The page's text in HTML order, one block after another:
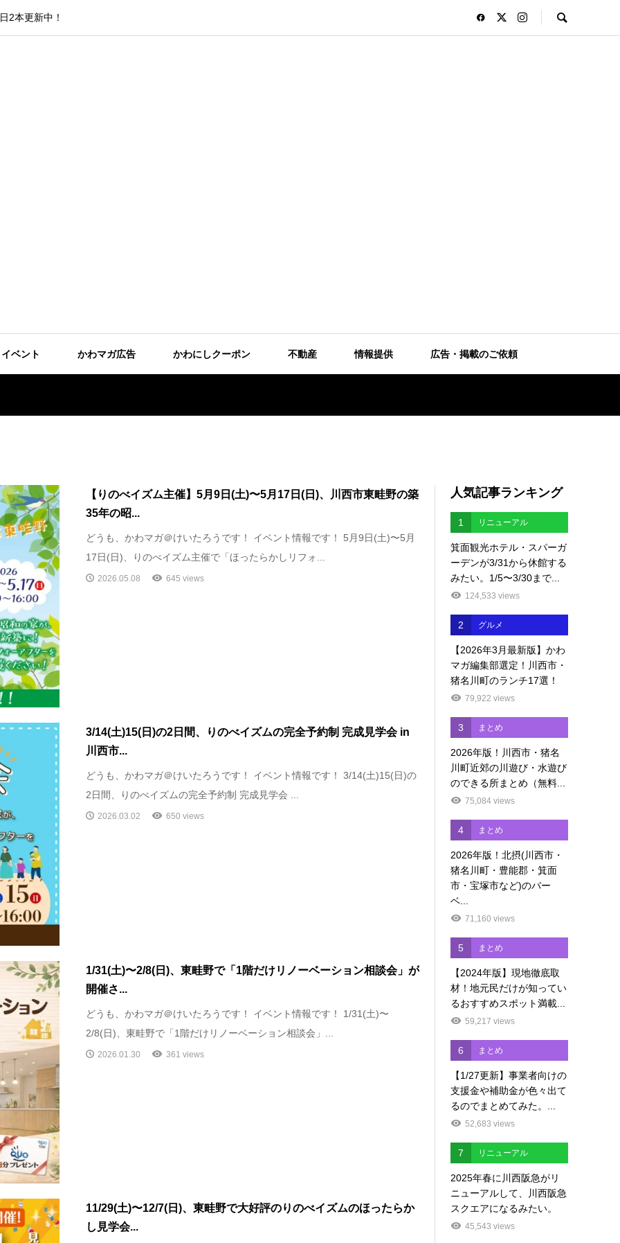
2本更新中！
イベント かわマガ広告 かわにしクーポン 不動産 情報提供 広告・掲載のご依頼
【りのべイズム主催】5月9日(土)〜5月17日(日)、川西市東畦野の築
35年の昭...
どうも、かわマガ＠けいたろうです！ イベント情報です！ 5月9日(土)〜5月
17日(日)、りのべイズム主催で「ほったらかしリフォ...
2026.05.08 645 views
3/14(土)15(日)の2日間、りのべイズムの完全予約制 完成見学会 in
川西市...
どうも、かわマガ＠けいたろうです！ イベント情報です！ 3/14(土)15(日)の
2日間、りのべイズムの完全予約制 完成見学会 ...
2026.03.02 650 views
1/31(土)〜2/8(日)、東畦野で「1階だけリノーベーション相談会」が
開催さ...
どうも、かわマガ＠けいたろうです！ イベント情報です！ 1/31(土)〜
2/8(日)、東畦野で「1階だけリノーベーション相談会」...
2026.01.30 361 views
11/29(土)〜12/7(日)、東畦野で大好評のりのべイズムのほったらか
し見学会...
人気記事ランキング
1 リニューアル
箕面観光ホテル・スパーガ
ーデンが3/31から休館する
みたい。1/5〜3/30まで...
124,533 views
2 グルメ
【2026年3月最新版】かわ
マガ編集部選定！川西市・
猪名川町のランチ17選！
79,922 views
3 まとめ
2026年版！川西市・猪名
川町近郊の川遊び・水遊び
のできる所まとめ（無料...
75,084 views
4 まとめ
2026年版！北摂(川西市・
猪名川町・豊能郡・箕面
市・宝塚市など)のバー
ベ...
71,160 views
5 まとめ
【2024年版】現地徹底取
材！地元民だけが知ってい
るおすすめスポット満載...
59,217 views
6 まとめ
【1/27更新】事業者向けの
支援金や補助金が色々出て
るのでまとめてみた。...
52,683 views
7 リニューアル
2025年春に川西阪急がリ
ニューアルして、川西阪急
スクエアになるみたい。
45,543 views